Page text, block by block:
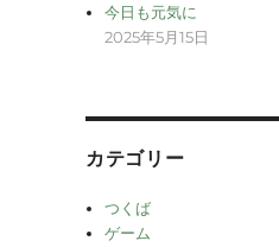
今日も元気に
2025年5月15日
カテゴリー
つくば
ゲーム